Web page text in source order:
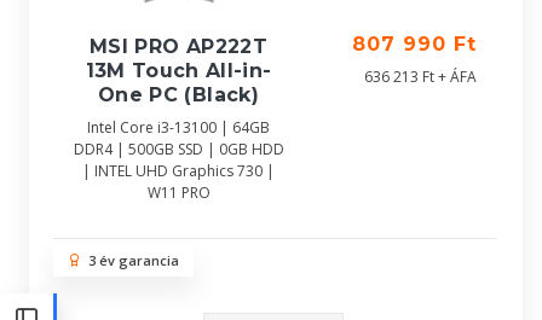
MSI PRO AP222T
13M Touch All-in-
One PC (Black)
Intel Core i3-13100 | 64GB
DDR4 | 500GB SSD | 0GB HDD
| INTEL UHD Graphics 730 |
W11 PRO
807 990 Ft
636 213 Ft + ÁFA
3 év garancia